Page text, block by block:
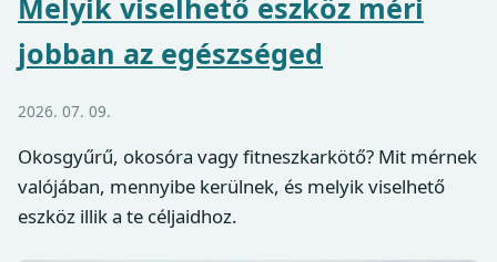
jobban az egészséged
2026. 07. 09.
Okosgyűrű, okosóra vagy fitneszkarkötő? Mit mérnek
valójában, mennyibe kerülnek, és melyik viselhető
eszköz illik a te céljaidhoz.